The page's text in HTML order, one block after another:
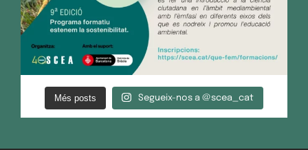
Més posts Segueix-nos a @scea_cat